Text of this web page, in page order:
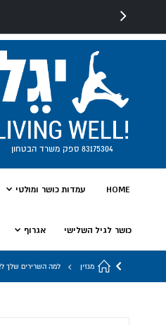
83175304 ספק משרד הבטחון
HOME עמדות כושר ומולטי
כושר לגיל השלישי אגרוף
מגזין למה השרירים שלך